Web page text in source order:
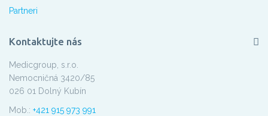
Partneri
Kontaktujte nás
Medicgroup, s.r.o.
Nemocničná 3420/85
026 01 Dolný Kubín
Mob.: +421 915 973 991